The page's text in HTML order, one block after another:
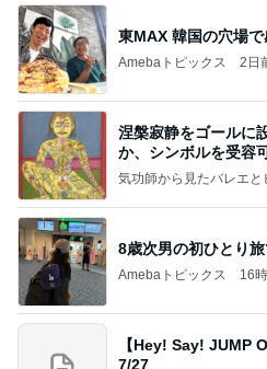
東MAX 韓国の穴場
Amebaトピックス 2日
涅槃寂静をゴールに
か、シンボルを受容
ことが
気功師から見たバレエと
8歳次男の初ひとり
Amebaトピックス 16
【Hey! Say! JUMP
7/27